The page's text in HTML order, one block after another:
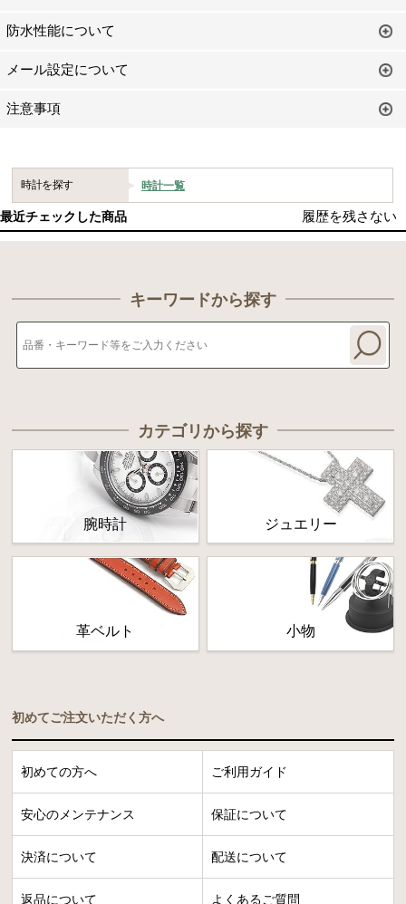
防水性能について
メール設定について
注意事項
時計を探す 時計一覧
最近チェックした商品 履歴を残さない
キーワードから探す
カテゴリから探す
腕時計 ジュエリー
革ベルト 小物
初めてご注文いただく方へ
初めての方へ ご利用ガイド
安心のメンテナンス 保証について
決済について 配送について
返品について よくあるご質問